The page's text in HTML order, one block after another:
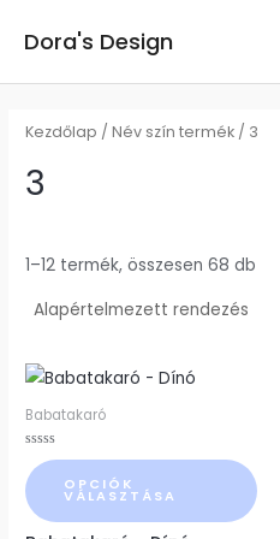
Dora's Design
Kezdőlap / Név szín termék / 3
3
1–12 termék, összesen 68 db
Babatakaró
Értékelés:
0
/
5
OPCIÓK
VÁLASZTÁSA
Ennek
a
terméknek
több
variációja
van.